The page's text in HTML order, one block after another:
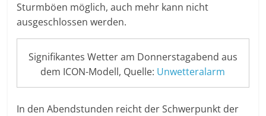
Sturmböen möglich, auch mehr kann nicht
ausgeschlossen werden.
Signifikantes Wetter am Donnerstagabend aus
dem ICON-Modell, Quelle: Unwetteralarm
In den Abendstunden reicht der Schwerpunkt der